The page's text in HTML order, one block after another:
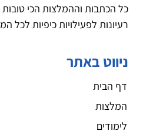
כל הכתבות וההמלצות הכי טובות
רעיונות לפעילויות כיפיות לכל
ניווט באתר
דף הבית
המלצות
לימודים